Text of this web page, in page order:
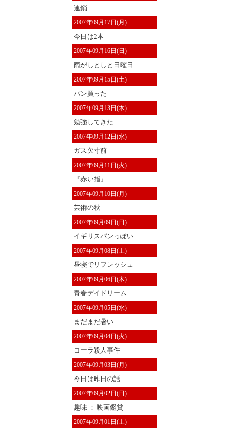
連鎖
2007年09月17日(月)
今日は2本
2007年09月16日(日)
雨がしとしと日曜日
2007年09月15日(土)
パン買った
2007年09月13日(木)
勉強してきた
2007年09月12日(水)
ガス欠寸前
2007年09月11日(火)
『赤い指』
2007年09月10日(月)
芸術の秋
2007年09月09日(日)
イギリスパンっぽい
2007年09月08日(土)
昼寝でリフレッシュ
2007年09月06日(木)
青春デイドリーム
2007年09月05日(水)
まだまだ暑い
2007年09月04日(火)
コーラ殺人事件
2007年09月03日(月)
今日は昨日の話
2007年09月02日(日)
趣味 ： 映画鑑賞
2007年09月01日(土)